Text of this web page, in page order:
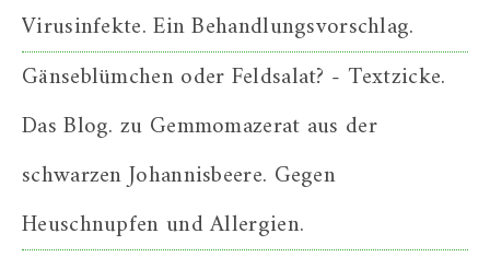
Virusinfekte. Ein Behandlungsvorschlag.
Gänseblümchen oder Feldsalat? - Textzicke.
Das Blog. zu Gemmomazerat aus der
schwarzen Johannisbeere. Gegen
Heuschnupfen und Allergien.